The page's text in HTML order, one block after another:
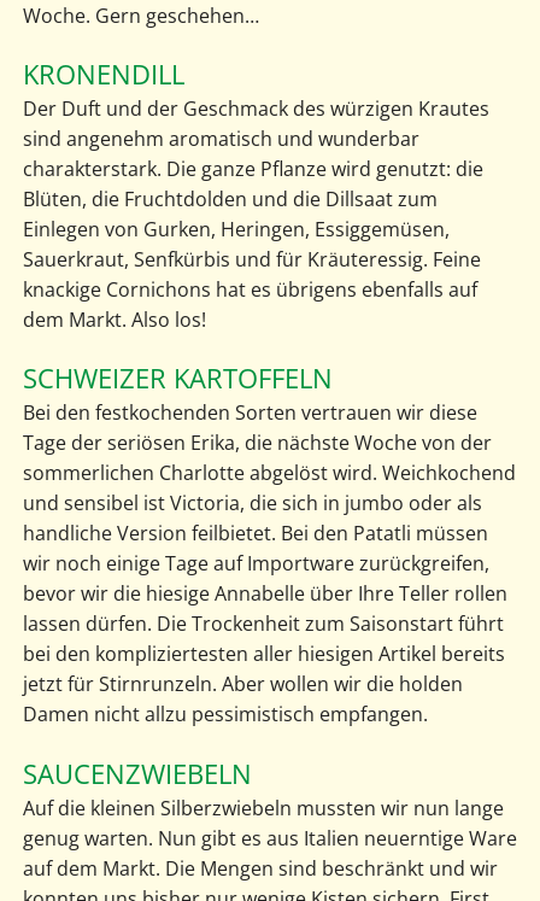
Woche. Gern geschehen…
KRONENDILL
Der Duft und der Geschmack des würzigen Krautes
sind angenehm aromatisch und wunderbar
charakterstark. Die ganze Pflanze wird genutzt: die
Blüten, die Fruchtdolden und die Dillsaat zum
Einlegen von Gurken, Heringen, Essiggemüsen,
Sauerkraut, Senfkürbis und für Kräuteressig. Feine
knackige Cornichons hat es übrigens ebenfalls auf
dem Markt. Also los!
SCHWEIZER KARTOFFELN
Bei den festkochenden Sorten vertrauen wir diese
Tage der seriösen Erika, die nächste Woche von der
sommerlichen Charlotte abgelöst wird. Weichkochend
und sensibel ist Victoria, die sich in jumbo oder als
handliche Version feilbietet. Bei den Patatli müssen
wir noch einige Tage auf Importware zurückgreifen,
bevor wir die hiesige Annabelle über Ihre Teller rollen
lassen dürfen. Die Trockenheit zum Saisonstart führt
bei den kompliziertesten aller hiesigen Artikel bereits
jetzt für Stirnrunzeln. Aber wollen wir die holden
Damen nicht allzu pessimistisch empfangen.
SAUCENZWIEBELN
Auf die kleinen Silberzwiebeln mussten wir nun lange
genug warten. Nun gibt es aus Italien neuerntige Ware
auf dem Markt. Die Mengen sind beschränkt und wir